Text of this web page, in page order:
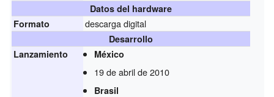
Datos del hardware
Formato
descarga digital
Desarrollo
Lanzamiento
México
19 de abril de 2010
Brasil